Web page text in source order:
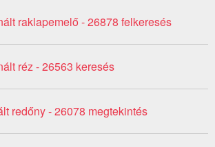
raklapemelő - 26878 felkeresés
réz - 26563 keresés
redőny - 26078 megtekintés